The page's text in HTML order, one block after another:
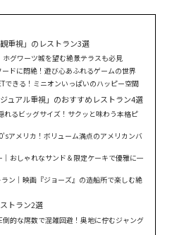
重視」のレストラン3選
グワーツ城を望む絶景テラスも必見
ドに悶絶！遊び心あふれるゲームの世界
できる！ミニオンいっぱいのハッピー空間
ュアル重視」のおすすめレストラン4選
れるビッグサイズ！サクッと味わう本格ピ
アメリカ！ボリューム満点のアメリカンバ
おしゃれなサンド＆限定ケーキで優雅に一
ン｜映画『ジョーズ』の造船所で楽しむ絶
トラン2選
的な席数で混雑回避！奥地に佇むジャング